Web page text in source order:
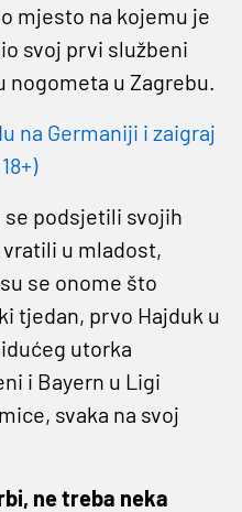
mjesto na kojemu je
svoj prvi službeni
nogometa u Zagrebu.
na Germaniji i zaigraj
se podsjetili svojih
u mladost,
se onome što
tjedan, prvo Hajduk u
utorka
i Bayern u Ligi
svaka na svoj
ne treba neka